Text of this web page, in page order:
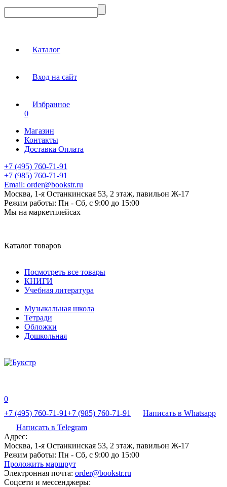
Каталог
Вход на сайт
Избранное
0
Магазин
Контакты
Доставка Оплата
+7 (495) 760-71-91
+7 (985) 760-71-91
Email: order@bookstr.ru
Москва, 1-я Останкинская 53, 2 этаж, павильон Ж-17
Режим работы: Пн - Сб, с 9:00 до 15:00
Мы на маркетплейсах
Каталог товаров
Посмотреть все товары
КНИГИ
Учебная литература
Музыкальная школа
Тетради
Обложки
Дошкольная
0
+7 (495) 760-71-91+7 (985) 760-71-91
Написать в Whatsapp
Написать в Telegram
Адрес:
Москва, 1-я Останкинская 53, 2 этаж, павильон Ж-17
Режим работы: Пн - Сб, с 9:00 до 15:00
Проложить маршрут
Электронная почта: order@bookstr.ru
Соцсети и мессенджеры: